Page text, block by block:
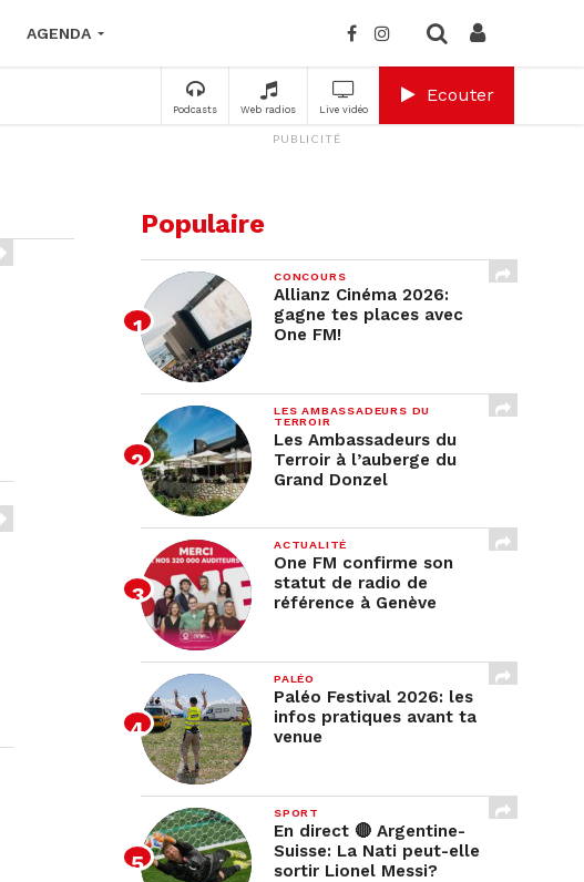
AGENDA
Podcasts Web radios Live vidéo
Ecouter
PUBLICITÉ
Populaire
CONCOURS
Allianz Cinéma 2026:
gagne tes places avec
One FM!
LES AMBASSADEURS DU
TERROIR
Les Ambassadeurs du
Terroir à l’auberge du
Grand Donzel
ACTUALITÉ
One FM confirme son
statut de radio de
référence à Genève
PALÉO
Paléo Festival 2026: les
infos pratiques avant ta
venue
SPORT
En direct 🔴 Argentine-
Suisse: La Nati peut-elle
sortir Lionel Messi?